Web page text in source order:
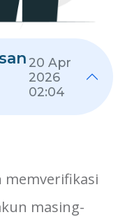
20 Apr
2026
02:04
masing-